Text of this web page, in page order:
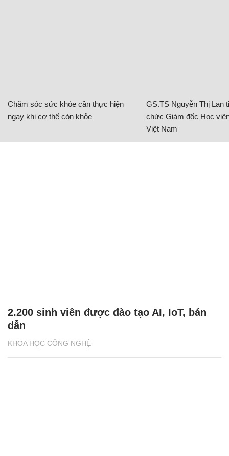
Chăm sóc sức khỏe cần thực hiện
ngay khi cơ thể còn khỏe
GS.TS Nguyễn Thị Lan
chức Giám đốc Học
Việt Nam
KHOA HỌC CÔNG NGHỆ
2.200 sinh viên được đào tạo AI, IoT, bán
dẫn